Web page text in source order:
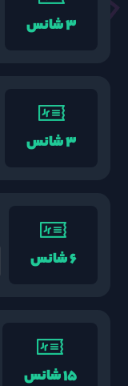
۳ شانس
۳ شانس
۶ شانس
۱۵ شانس